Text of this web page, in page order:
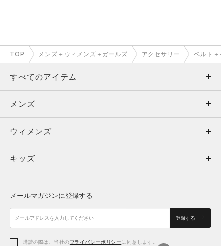
TOP メンズ＋ウィメンズ＋ガールズ アクセサリー ベルト＋
すべてのアイテム
メンズ
ウィメンズ
キッズ
アクセサリー
メンズ
トップス
ボトムス
アクセサリー
ウィメンズ
トップス
シューズ
アクセサリー
キッズ
シューズ
メールマガジンに登録する
登録する
購読の際は、当社のプライバシーポリシーに同意します。